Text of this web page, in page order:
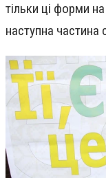
тільки ці форми
наступна